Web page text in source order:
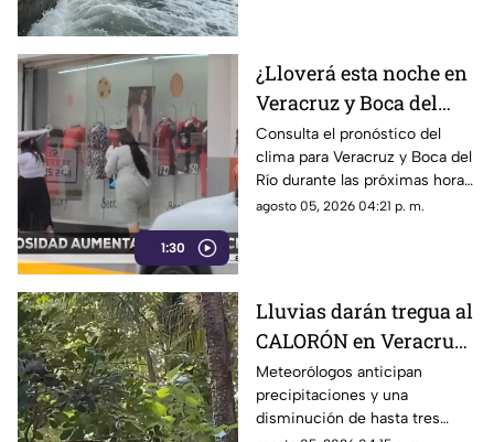
1:30
¿Lloverá esta noche en
Veracruz y Boca del
Río? Este es el
pronóstico del clima
Consulta el pronóstico del
clima para Veracruz y Boca del
Río durante las próximas horas
de este miércoles 5 de agosto
agosto 05, 2026 04:21 p. m.
Lluvias darán tregua al
CALORÓN en Veracruz;
prevén descenso de
temperatura en estos
días
Meteorólogos anticipan
precipitaciones y una
disminución de hasta tres